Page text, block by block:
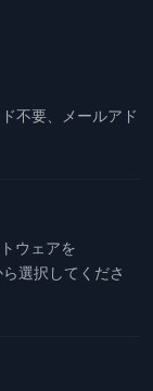
不要、メールアド
ウェアを
選択してくださ